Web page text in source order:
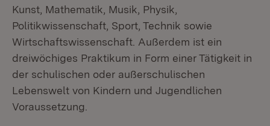
Kunst, Mathematik, Musik, Physik,
Politikwissenschaft, Sport, Technik sowie
Wirtschaftswissenschaft. Außerdem ist ein
dreiwöchiges Praktikum in Form einer Tätigkeit in
der schulischen oder außerschulischen
Lebenswelt von Kindern und Jugendlichen
Voraussetzung.